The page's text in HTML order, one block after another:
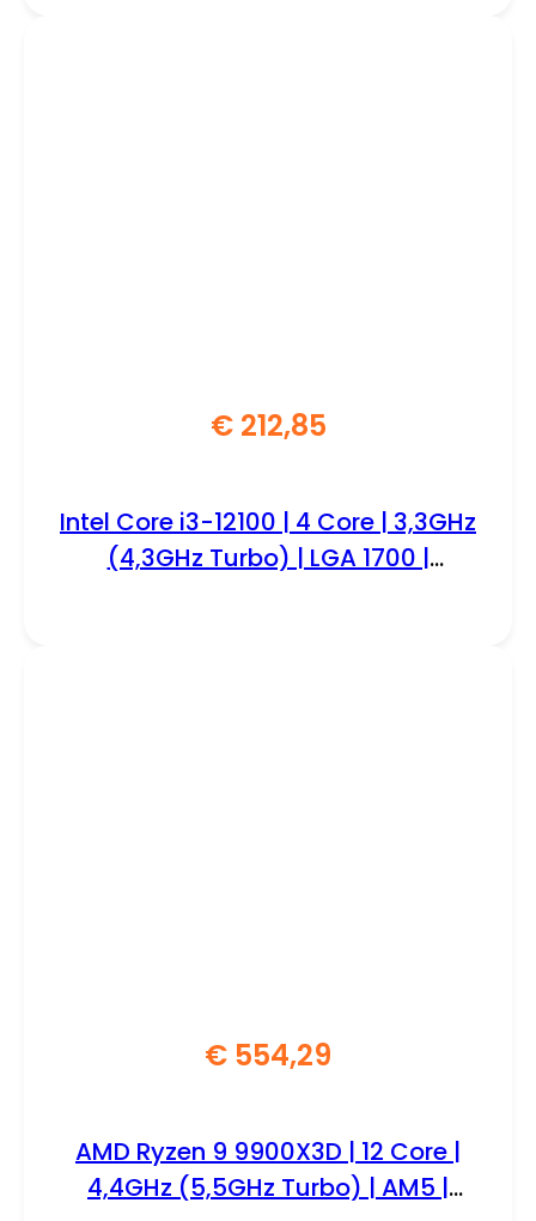
€212,85
Intel Core i3-12100 | 4 Core | 3,3GHz
(4,3GHz Turbo) | LGA 1700 |
€ 554,29
AMD Ryzen 9 9900X3D | 12 Core |
4,4GHz (5,5GHz Turbo) | AM5 |